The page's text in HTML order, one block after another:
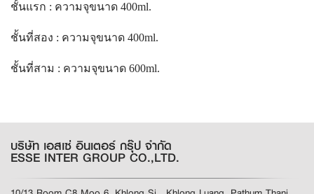
ชั้นแรก : ความจุขนาด 400ml.
ชั้นที่สอง : ความจุขนาด 400ml.
ชั้นที่สาม : ความจุขนาด 600ml.
บริษัท เอสเซ่ อินเตอร์ กรุ๊ป จำกัด
ESSE INTER GROUP CO.,LTD.